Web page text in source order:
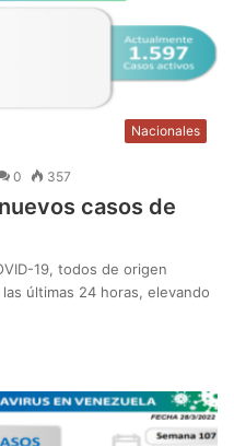
Nacionales
0 357
casos de
19, todos de origen
últimas 24 horas, elevando